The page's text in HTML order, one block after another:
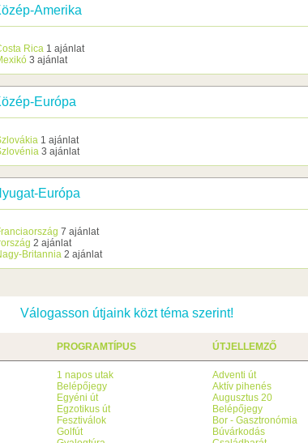
Amerika
Rica 1 ajánlat
3 ajánlat
Európa
1 ajánlat
3 ajánlat
Európa
7 ajánlat
2 ajánlat
Britannia 2 ajánlat
Válogasson útjaink közt téma szerint!
PROGRAMTÍPUS
1 napos utak
Belépőjegy
Egyéni út
Egzotikus út
Fesztiválok
Golfút
ÚTJELLEMZŐ
Adventi út
Aktív pihenés
Augusztus 20
Belépőjegy
Bor - Gasztronómia
Búvárkodás